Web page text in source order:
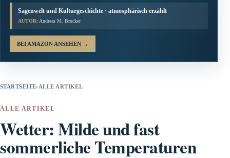
Sagenwelt und Kulturgeschichte · atmosphärisch erzählt
AUTOR: Andreas M. Brucker
BEI AMAZON ANSEHEN →
STARTSEITE› ALLE ARTIKEL
ALLE ARTIKEL
Wetter: Milde und fast
sommerliche Temperaturen